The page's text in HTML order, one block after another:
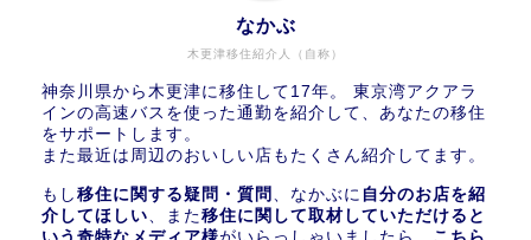
木更津移住紹介人（自称）
なかぶ
神奈川県から木更津に移住して17年。 東京湾アクアラ
インの高速バスを使った通勤を紹介して、あなたの移住
をサポートします。
また最近は周辺のおいしい店もたくさん紹介してます。
もし 移住に関する疑問・質問 、なかぶに 自分のお店を紹
介してほしい、また移住に関して取材していただけると